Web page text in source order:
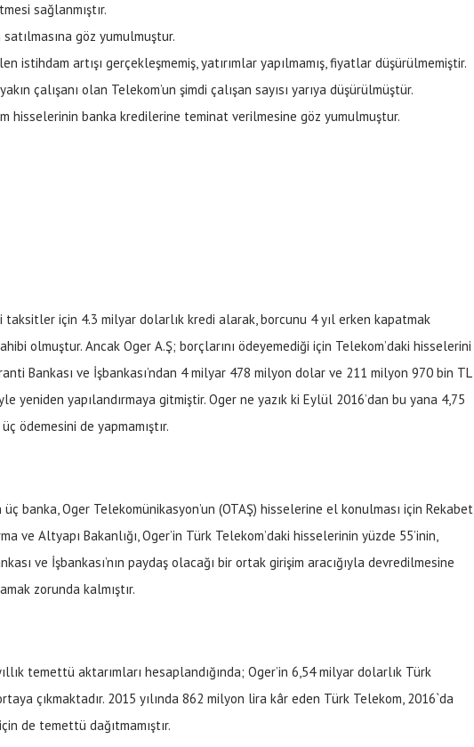
sağlanmıştır.
satılmasına göz yumulmuştur.
istihdam artışı gerçekleşmemiş, yatırımlar yapılmamış, fiyatlar düşürülmemiştir.
çalışanı olan Telekom’un şimdi çalışan sayısı yarıya düşürülmüştür.
hisselerinin banka kredilerine teminat verilmesine göz yumulmuştur.
taksitler için 4.3 milyar dolarlık kredi alarak, borcunu 4 yıl erken kapatmak
olmuştur. Ancak Oger A.Ş; borçlarını ödeyemediği için Telekom’daki hisselerini
Bankası ve İşbankası’ndan 4 milyar 478 milyon dolar ve 211 milyon 970 bin TL
yeniden yapılandırmaya gitmiştir. Oger ne yazık ki Eylül 2016’dan bu yana 4,75
ödemesini de yapmamıştır.
banka, Oger Telekomünikasyon’un (OTAŞ) hisselerine el konulması için Rekabet
ve Altyapı Bakanlığı, Oger’in Türk Telekom’daki hisselerinin yüzde 55’inin,
ve İşbankası’nın paydaş olacağı bir ortak girişim aracığıyla devredilmesine
zorunda kalmıştır.
temettü aktarımları hesaplandığında; Oger’in 6,54 milyar dolarlık Türk
çıkmaktadır. 2015 yılında 862 milyon lira kâr eden Türk Telekom, 2016`da
de temettü dağıtmamıştır.